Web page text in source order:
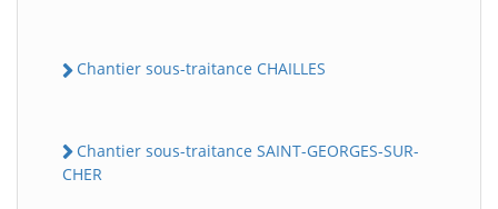
Chantier sous-traitance CHAILLES
Chantier sous-traitance SAINT-GEORGES-SUR-
CHER